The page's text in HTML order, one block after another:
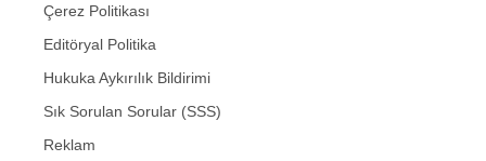
Çerez Politikası
Editöryal Politika
Hukuka Aykırılık Bildirimi
Sık Sorulan Sorular (SSS)
Reklam